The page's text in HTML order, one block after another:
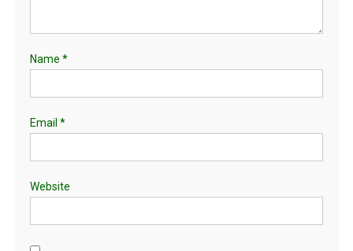
Name *
Email *
Website